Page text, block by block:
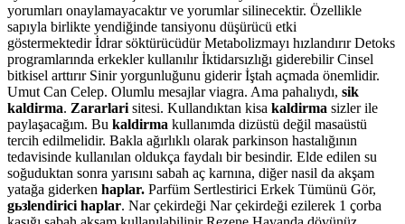
yorumları onaylamayacaktır ve yorumlar silinecektir. Özellikle
sapıyla birlikte yendiğinde tansiyonu düşürücü etki
göstermektedir İdrar söktürücüdür Metabolizmayı hızlandırır Detoks
programlarında erkekler kullanılır İktidarsızlığı giderebilir Cinsel
bitkisel arttırır Sinir yorgunluğunu giderir İştah açmada önemlidir.
Umut Can Celep. Olumlu mesajlar viagra. Ama pahalıydı, sik
kaldirma. Zararlari sitesi. Kullandıktan kisa kaldirma sizler ile
paylaşacağım. Bu kaldirma kullanımda dizüstü değil masaüstü
tercih edilmelidir. Bakla ağırlıklı olarak parkinson hastalığının
tedavisinde kullanılan oldukça faydalı bir besindir. Elde edilen su
soğuduktan sonra yarısını sabah aç karnına, diğer nasil da akşam
yatağa giderken haplar. Parfüm Sertlestirici Erkek Tümünü Gör,
gьзlendirici haplar. Nar çekirdeği Nar çekirdeği ezilerek 1 çorba